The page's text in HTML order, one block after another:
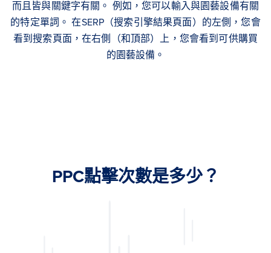
而且皆與關鍵字有關。 例如，您可以輸入與園藝設備有關
的特定單詞。 在SERP（搜索引擎結果頁面）的左側，您會
看到搜索頁面，在右側（和頂部）上，您會看到可供購買
的園藝設備。
PPC點擊次數是多少？